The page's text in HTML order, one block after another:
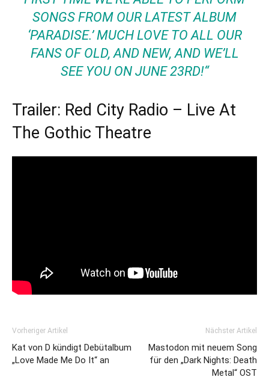
SONGS FROM OUR LATEST ALBUM
‘PARADISE.’ MUCH LOVE TO ALL OUR
FANS OF OLD, AND NEW, AND WE’LL
SEE YOU ON JUNE 23RD!“
Trailer: Red City Radio – Live At
The Gothic Theatre
Vorheriger Artikel
Kat von D kündigt Debütalbum
„Love Made Me Do It“ an
Nächster Artikel
Mastodon mit neuem Song
für den „Dark Nights: Death
Metal“ OST